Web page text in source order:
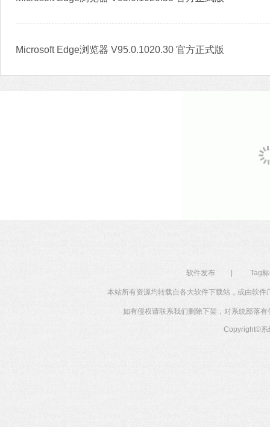
Microsoft Edge浏览器 V95.0.1020.30 官方正式版
软件发布 Tag
本站所有资源均转载自各大软件下载站，或由软
如有侵权请联系我们删除下架，对系统部落
Copyright©系